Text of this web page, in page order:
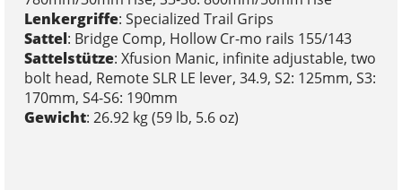
Lenkergriffe: Specialized Trail Grips
Sattel: Bridge Comp, Hollow Cr-mo rails 155/143
Sattelstütze: Xfusion Manic, infinite adjustable, two
bolt head, Remote SLR LE lever, 34.9, S2: 125mm, S3:
170mm, S4-S6: 190mm
Gewicht: 26.92 kg (59 lb, 5.6 oz)